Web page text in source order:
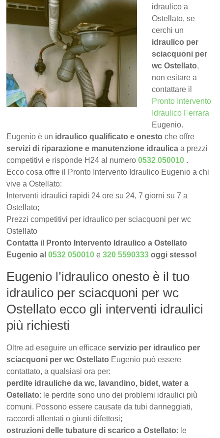
idraulico a
Ostellato, se
cerchi un
idraulico per
sciacquoni per
wc Ostellato,
non esitare a
contattare il
Pronto Intervento
Idraulico Ferrara
Eugenio.
Eugenio è un idraulico qualificato e onesto che offre
servizi di riparazione e manutenzione idraulica a prezzi
competitivi e risponde H24 al numero0532 050010 .
Ecco cosa offre il Pronto Intervento Idraulico Eugenio a chi
vive a Ostellato:
Interventi idraulici rapidi 24 ore su 24, 7 giorni su 7 a
Ostellato;
Prezzi competitivi per idraulico per sciacquoni per wc
Ostellato
Contatta il Pronto Intervento Idraulico a Ostellato
Eugenio al0532 050010 e320 5590333 oggi stesso!
Eugenio l’idraulico onesto è il tuo
idraulico per sciacquoni per wc
Ostellato ecco gli interventi idraulici
più richiesti
Oltre ad eseguire un efficaceservizio per idraulico per
sciacquoni per wc Ostellato Eugenio può essere
contattato, a qualsiasi ora per:
perdite idrauliche da wc, lavandino, bidet, water a
Ostellato: le perdite sono uno dei problemi idraulici più
comuni. Possono essere causate da tubi danneggiati,
raccordi allentati o giunti difettosi;
ostruzioni delle tubature di scarico a Ostellato: le